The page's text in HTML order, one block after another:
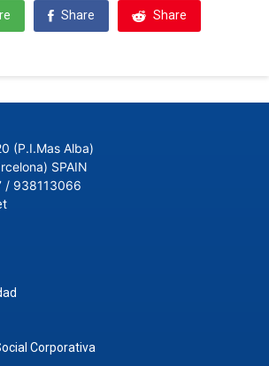
Share Share
(P.I.Mas Alba)
SPAIN
/ 938113066
Corporativa